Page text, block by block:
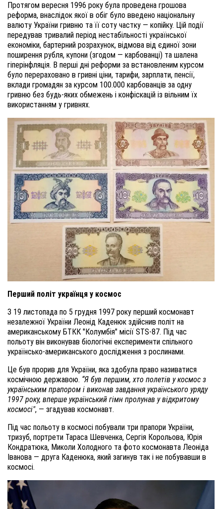
Протягом вересня 1996 року була проведена грошова
реформа, внаслідок якої в обіг було введено національну
валюту України гривню та її соту частку — копійку. Цій події
передував тривалий період нестабільності української
економіки, бартерний розрахунок, відмова від єдиної зони
поширення рубля, купони (згодом — карбованці) та шалена
гіперінфляція. В перші дні реформи за встановленим курсом
було перераховано в гривні ціни, тарифи, зарплати, пенсії,
вклади громадян за курсом 100.000 карбованців за одну
гривню без будь-яких обмежень і конфіскацій із вільним їх
використанням у гривнях.
Перший політ українця у космос
З 19 листопада по 5 грудня 1997 року перший космонавт
незалежної України Леонід Каденюк здійснив політ на
американському БТКК "Колумбія" місії STS-87. Під час
польоту він виконував біологічні експерименти спільного
українсько-американського дослідження з рослинами.
Це був прорив для України, яка здобула право називатися
космічною державою. “Я був першим, хто полетів у космос з
українським прапором і виконав завдання українського уряду
1997 року, вперше український гімн пролунав у відкритому
космосі", — згадував космонавт.
Під час польоту в космосі побували три прапори України,
тризуб, портрети Тараса Шевченка, Сергія Корольова, Юрія
Кондратюка, Миколи Холодного та фото космонавта Леоніда
Іванова — друга Каденюка, який загинув так і не побувавши в
космосі.